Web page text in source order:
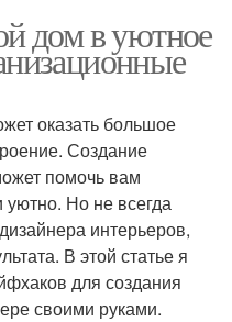
дом в уютное
оказать большое
Создание
помочь вам
уютно. Но не всегда
интерьеров,
В этой статье я
для создания
своими руками.